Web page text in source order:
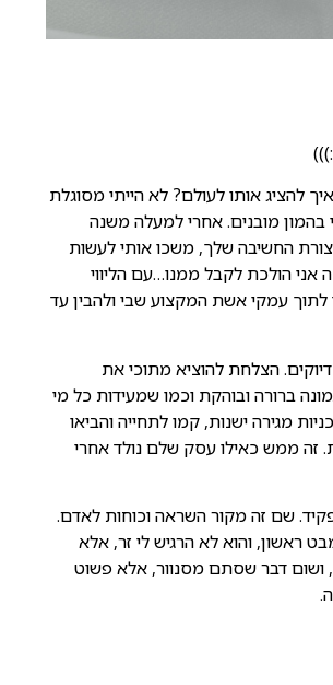
להציג אותו לעולם? לא הייתי מסוגלת
מובנים. אחרי למעלה משנה
החשיבה שלך, משכו אותי לעשות
הולכת לקבל ממנו…עם הליווי
לתוך עמקי אשת המקצוע שבי ולהבין עד
הצלחת להוציא מתוכי את
ברורה ובוהקת וכמו שמעידות כל מי
מגירה ישנות, קמו לתחייה והביאו
זה ממש כאילו עסק שלם נולד אחרי
שם זה מקור השראה וכוחות לאדם.
ראשון, והוא לא הרגיש לי זר, אלא
ושום דבר שסתם מסנוור, אלא פשוט